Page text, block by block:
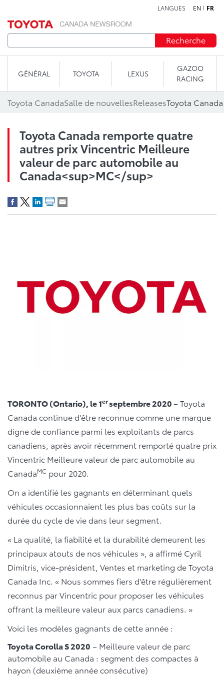
LANGUES EN FR
Recherche
GÉNÉRAL TOYOTA LEXUS
GAZOO
RACING
Toyota CanadaSalle de nouvellesReleases
Toyota Canada remporte quatre
autres prix Vincentric Meilleure
valeur de parc automobile au
Canada<sup>MC</sup>
TORONTO (Ontario), le 1erseptembre 2020– Toyota
Canada continue d'être reconnue comme une marque
digne de confiance parmi les exploitants de parcs
canadiens, après avoir récemment remporté quatre prix
Vincentric Meilleure valeur de parc automobile au
CanadaMC pour 2020.
On a identifié les gagnants en déterminant quels
véhicules occasionnaient les plus bas coûts sur la
durée du cycle de vie dans leur segment.
« La qualité, la fiabilité et la durabilité demeurent les
principaux atouts de nos véhicules », a affirmé Cyril
Dimitris, vice-président, Ventes et marketing de Toyota
Canada Inc. « Nous sommes fiers d'être régulièrement
reconnus par Vincentric pour proposer les véhicules
offrant la meilleure valeur aux parcs canadiens. »
Voici les modèles gagnants de cette année :
Toyota Corolla S 2020 – Meilleure valeur de parc
automobile au Canada : segment des compactes à
hayon (deuxième année consécutive)